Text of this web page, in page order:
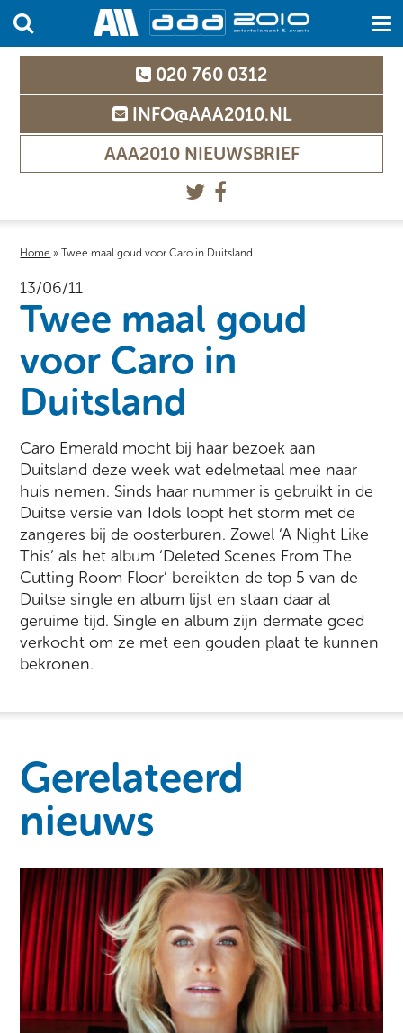
020 760 0312
INFO@AAA2010.NL
AAA2010 NIEUWSBRIEF
Home »Twee maal goud voor Caro in Duitsland
13/06/11
Twee maal goud
voor Caro in
Duitsland
Caro Emerald mocht bij haar bezoek aan
Duitsland deze week wat edelmetaal mee naar
huis nemen. Sinds haar nummer is gebruikt in de
Duitse versie van Idols loopt het storm met de
zangeres bij de oosterburen. Zowel ‘A Night Like
This’ als het album ‘Deleted Scenes From The
Cutting Room Floor’ bereikten de top 5 van de
Duitse single en album lijst en staan daar al
geruime tijd. Single en album zijn dermate goed
verkocht om ze met een gouden plaat te kunnen
bekronen.
Gerelateerd
nieuws